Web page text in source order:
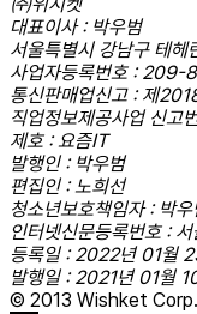
대표이사 : 박우범
서울특별시 강남구 테
사업자등록번호 :
통신판매업신고 : 제
직업정보제공사업 신
제호 : 요즘IT
발행인 : 박우범
편집인 : 노희선
청소년보호책임자 : 박우
인터넷신문등록번호 :
등록일 : 2022년 01월
발행일 : 2021년 01월
© 2013 Wishket Corp.